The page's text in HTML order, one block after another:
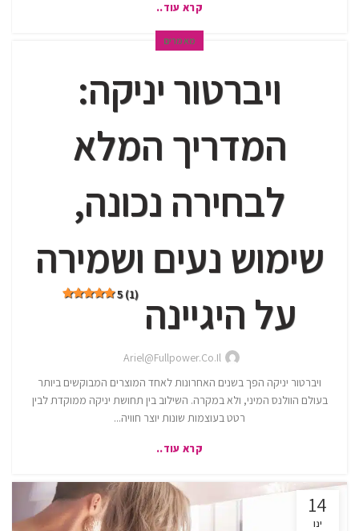
קרא עוד..
מאמרים
ויברטור יניקה:
המדריך המלא
לבחירה נכונה,
שימוש נעים ושמירה
על היגיינה 5 (1)
Ariel@fullpower.co.il
ויברטור יניקה הפך בשנים האחרונות לאחד המוצרים המבוקשים ביותר
בעולם הוולנס המיני, ולא במקרה. השילוב בין תחושת יניקה ממוקדת לבין
רטט בעוצמות שונות יוצר חוויה...
קרא עוד..
14
ינו